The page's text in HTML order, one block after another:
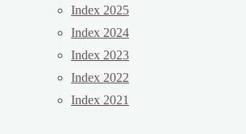
Index 2025
Index 2024
Index 2023
Index 2022
Index 2021